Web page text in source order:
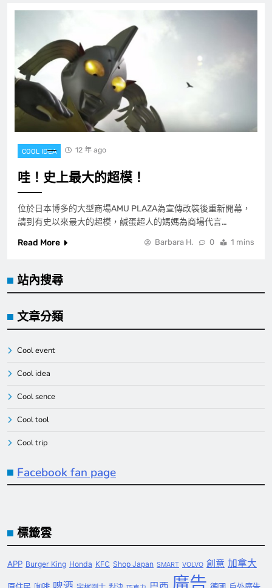
COOL IDEA 12 年 ago
哇！史上最大的超模！
位於日本博多的大型商場AMU PLAZA為宣傳改裝後重新開幕，
請到有史以來最大的超模，鹹蛋超人的媽媽為商場代言…
Read More
Barbara H. 0 1 mins
站內搜尋
文章分類
Cool event
Cool idea
Cool sence
Cool tool
Cool trip
Facebook fan page
標籤雲
APP Burger King Honda KFC Shop Japan SMART VOLVO 創意 加拿大
廣告